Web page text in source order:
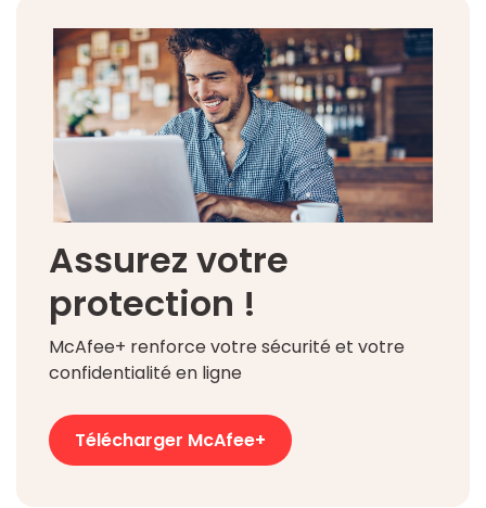
Assurez votre
protection !
McAfee+ renforce votre sécurité et votre
confidentialité en ligne
Télécharger McAfee+